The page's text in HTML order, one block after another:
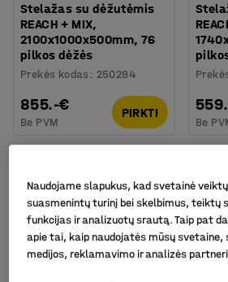
Stelažas su dėžutėmis
REACH + MIX,
2100x1000x500mm, 76
pilkos dėžės
Prekės kodas : 250284
855.-€
Be PVM
PIRKTI
Be
Naudojame slapukus, kad svetainė
suasmenintų turinį bei skelbimus, teiktų
funkcijas ir analizuotų srautą. Taip pat
apie tai, kaip naudojatės mūsų svetaine,
medijos, reklamavimo ir analizės